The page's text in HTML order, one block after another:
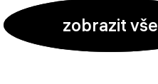
zobrazit vše